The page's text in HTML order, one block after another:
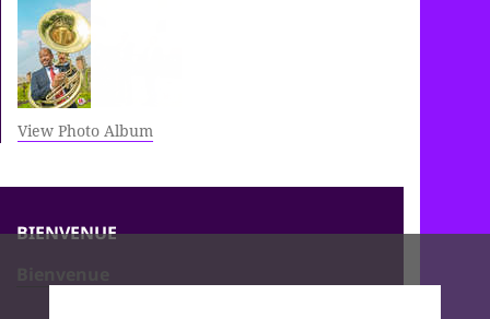
View Photo Album
BIENVENUE